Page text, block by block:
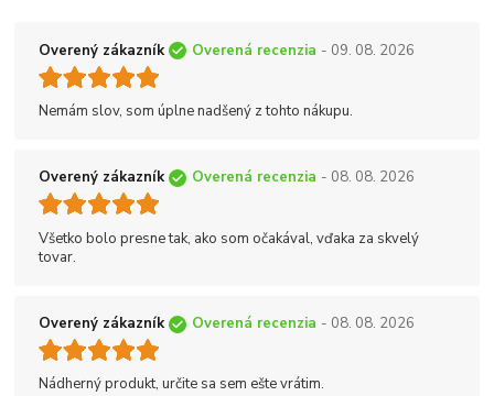
Overený zákazník Overená recenzia - 09. 08. 2026
Nemám slov, som úplne nadšený z tohto nákupu.
Overený zákazník Overená recenzia - 08. 08. 2026
Všetko bolo presne tak, ako som očakával, vďaka za skvelý
tovar.
Overený zákazník Overená recenzia - 08. 08. 2026
Nádherný produkt, určite sa sem ešte vrátim.